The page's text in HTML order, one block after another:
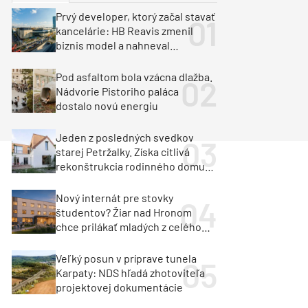
Klimatizácia a vetranie
Milan Murcka
Prvý developer, ktorý začal stavať
kancelárie: HB Reavis zmenil
biznis model a nahneval
Pod asfaltom bola vzácna dlažba.
Nádvorie Pistoriho paláca
dostalo novú energiu
Jeden z posledných svedkov
starej Petržalky. Získa citlivá
rekonštrukcia rodinného domu
Nový internát pre stovky
študentov? Žiar nad Hronom
chce prilákať mladých z celého
Veľký posun v príprave tunela
Karpaty: NDS hľadá zhotoviteľa
projektovej dokumentácie